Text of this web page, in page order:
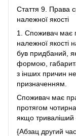
Стаття 9. Права
належної якості
1. Споживач має
належної якості
був придбаний,
формою,
з інших причин
призначенням.
Споживач має
протягом
якщо триваліший
{Абзац другий